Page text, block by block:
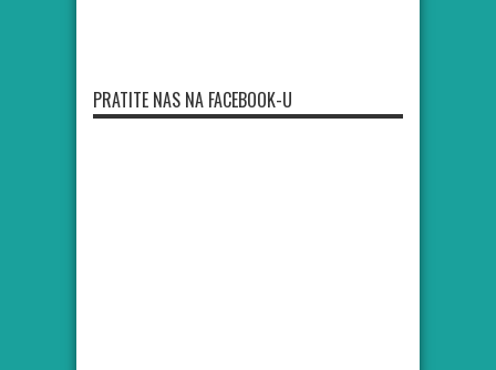
PRATITE NAS NA FACEBOOK-U